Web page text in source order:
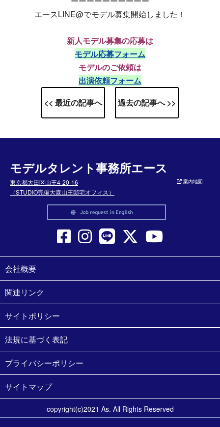
エースLINE@でモデル募集開始しました！
新人モデル募集の応募は
モデル応募フォーム
モデルのご依頼は
出演依頼フォーム
<< 最近の記事へ
過去の記事へ >>
モデルタレント事務所エース
東京都大田区山王4-20-16
（STUDIO完備大森山王邸宅オフィス）
案内地図
会社概要
関連リンク
サイトポリシー
法規に基づく表記
プライバシーポリシー
サイトマップ
copyright(c)2021 As. All Rights Reserved